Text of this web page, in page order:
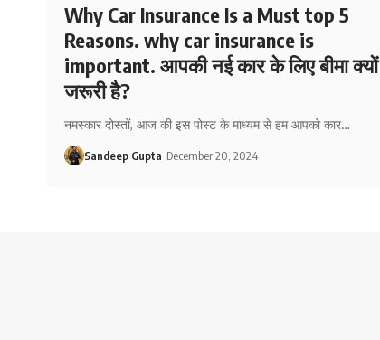
Why Car Insurance Is a Must top 5
Reasons. why car insurance is
important. आपकी नई कार के लिए बीमा क्यों
जरूरी है?
नमस्कार दोस्तों, आज की इस पोस्ट के माध्यम से हम आपको कार…
Sandeep Gupta December 20, 2024